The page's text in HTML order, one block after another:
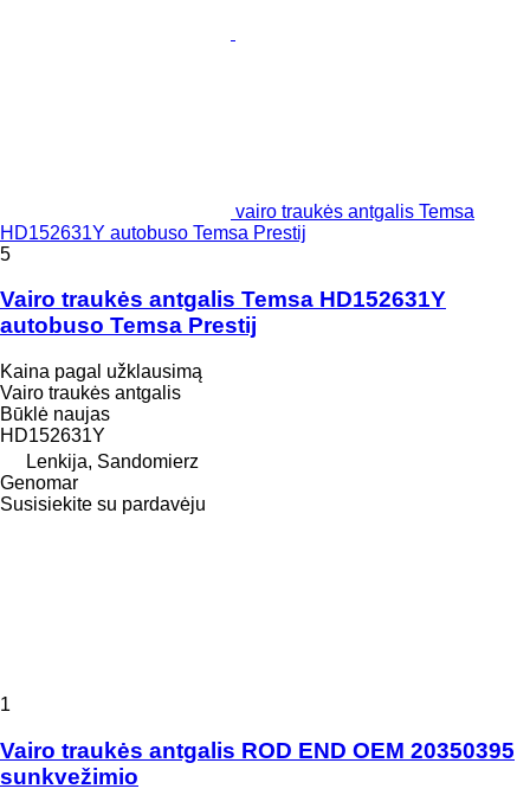
vairo traukės antgalis Temsa
HD152631Y autobuso Temsa Prestij
5
Vairo traukės antgalis Temsa HD152631Y
autobuso Temsa Prestij
Kaina pagal užklausimą
Vairo traukės antgalis
Būklė naujas
HD152631Y
Lenkija, Sandomierz
Genomar
Susisiekite su pardavėju
1
Vairo traukės antgalis ROD END OEM 20350395
sunkvežimio